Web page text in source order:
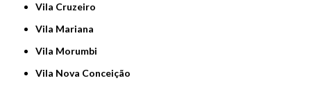
Vila Cruzeiro
Vila Mariana
Vila Morumbi
Vila Nova Conceição